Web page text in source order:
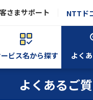
さまサポート NTTド
ビス名から探す よく
よくあるご